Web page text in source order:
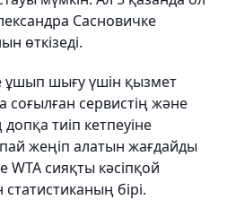
Сасновичке
өткізеді.
ұшып шығу үшін қызмет
сервистің және
тиіп кетпеуіне
жеңіп алатын жағдайды
WTA сияқты кәсіпқой
бірі.